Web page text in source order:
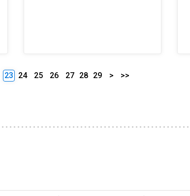
23 24 25 26 27 28 29 > >>